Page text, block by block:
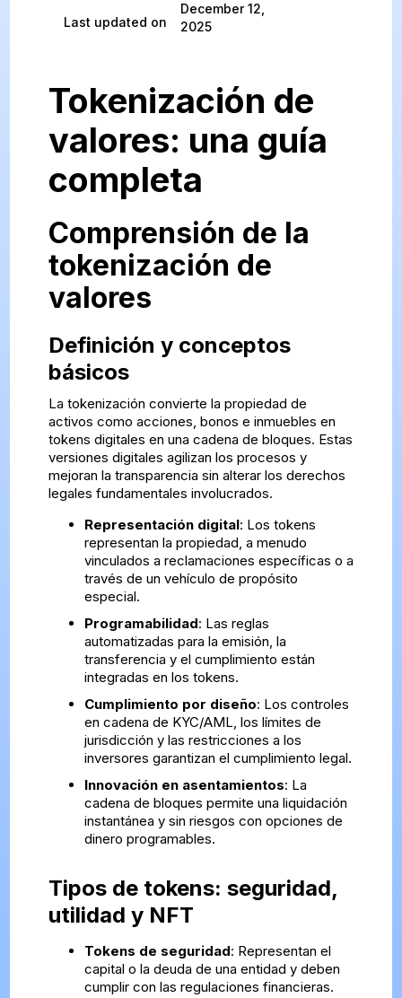
Last updated on
December 12,
2025
Tokenización de
valores: una guía
completa
Comprensión de la
tokenización de
valores
Definición y conceptos
básicos
La tokenización convierte la propiedad de
activos como acciones, bonos e inmuebles en
tokens digitales en una cadena de bloques. Estas
versiones digitales agilizan los procesos y
mejoran la transparencia sin alterar los derechos
legales fundamentales involucrados.
Representación digital: Los tokens
representan la propiedad, a menudo
vinculados a reclamaciones específicas o a
través de un vehículo de propósito
especial.
Programabilidad: Las reglas
automatizadas para la emisión, la
transferencia y el cumplimiento están
integradas en los tokens.
Cumplimiento por diseño: Los controles
en cadena de KYC/AML, los límites de
jurisdicción y las restricciones a los
inversores garantizan el cumplimiento legal.
Innovación en asentamientos: La
cadena de bloques permite una liquidación
instantánea y sin riesgos con opciones de
dinero programables.
Tipos de tokens: seguridad,
utilidad y NFT
Tokens de seguridad: Representan el
capital o la deuda de una entidad y deben
cumplir con las regulaciones financieras.